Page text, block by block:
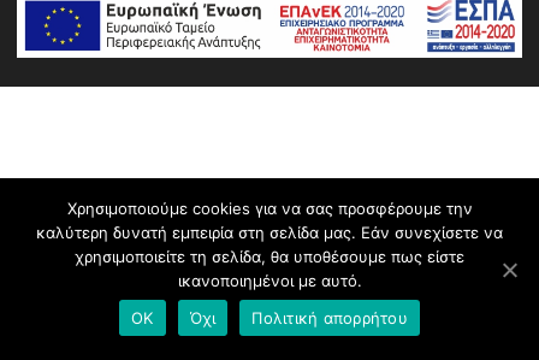
Χρησιμοποιούμε cookies για να σας προσφέρουμε την
καλύτερη δυνατή εμπειρία στη σελίδα μας. Εάν συνεχίσετε να
χρησιμοποιείτε τη σελίδα, θα υποθέσουμε πως είστε
ικανοποιημένοι με αυτό.
OK
Όχι Πολιτική απορρήτου